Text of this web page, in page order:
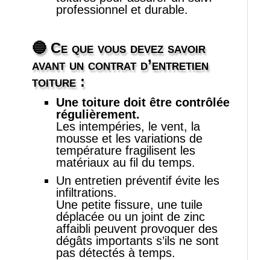
professionnel et durable.
🔵 Ce que vous devez savoir
avant un contrat d’entretien
toiture :
Une toiture doit être contrôlée
régulièrement.
Les intempéries, le vent, la
mousse et les variations de
température fragilisent les
matériaux au fil du temps.
Un entretien préventif évite les
infiltrations.
Une petite fissure, une tuile
déplacée ou un joint de zinc
affaibli peuvent provoquer des
dégâts importants s’ils ne sont
pas détectés à temps.